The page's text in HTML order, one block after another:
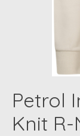
Petrol
Knit